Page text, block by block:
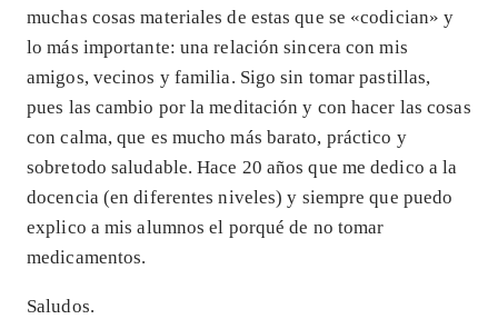
muchas cosas materiales de estas que se «codician» y
lo más importante: una relación sincera con mis
amigos, vecinos y familia. Sigo sin tomar pastillas,
pues las cambio por la meditación y con hacer las cosas
con calma, que es mucho más barato, práctico y
sobretodo saludable. Hace 20 años que me dedico a la
docencia (en diferentes niveles) y siempre que puedo
explico a mis alumnos el porqué de no tomar
medicamentos.
Saludos.